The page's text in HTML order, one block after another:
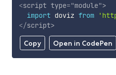
Copy Open in CodePen
<script type="module">
import doviz from
</script>